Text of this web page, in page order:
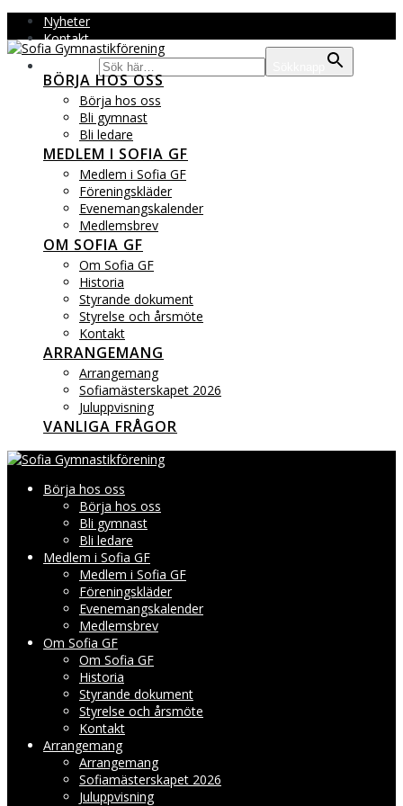
Hoppa
till
innehåll
Nyheter
Kontakt
BÖRJA HOS OSS
Börja hos oss
Bli gymnast
Bli ledare
MEDLEM I SOFIA GF
Medlem i Sofia GF
Föreningskläder
Evenemangskalender
Medlemsbrev
OM SOFIA GF
Om Sofia GF
Historia
Styrande dokument
Styrelse och årsmöte
Kontakt
ARRANGEMANG
Arrangemang
Sofiamästerskapet 2026
Juluppvisning
VANLIGA FRÅGOR
Börja hos oss
Börja hos oss
Bli gymnast
Bli ledare
Medlem i Sofia GF
Medlem i Sofia GF
Föreningskläder
Evenemangskalender
Medlemsbrev
Om Sofia GF
Om Sofia GF
Historia
Styrande dokument
Styrelse och årsmöte
Kontakt
Arrangemang
Arrangemang
Sofiamästerskapet 2026
Juluppvisning